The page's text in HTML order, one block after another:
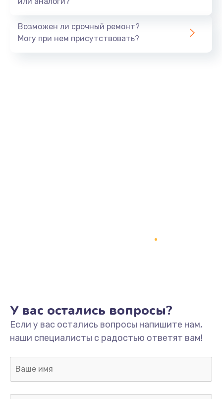
550 руб.
Не включается
1400 руб.
Заказать
800 руб.
Возможен ли срочный ремонт?
Могу при нем присутствовать?
У вас остались вопросы?
Если у вас остались вопросы напишите нам,
наши специалисты с радостью ответят вам!